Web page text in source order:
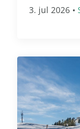
3. jul 2026 •